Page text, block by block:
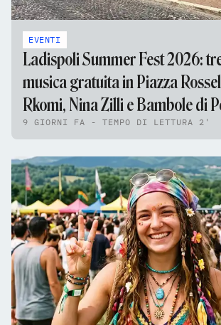
EVENTI
Ladispoli Summer Fest 2026:
musica gratuita in Piazza
Rkomi, Nina Zilli e Bambole di
9 GIORNI FA - TEMPO DI LETTURA 2'